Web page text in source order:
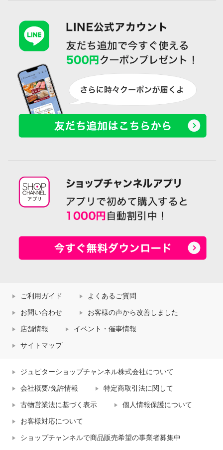
ご利用ガイド よくあるご質問
お問い合わせ お客様の声から改善しました
店舗情報 イベント・催事情報
サイトマップ
ジュピターショップチャンネル株式会社について
会社概要/免許情報 特定商取引法に関して
古物営業法に基づく表示 個人情報保護について
お客様対応について
ショップチャンネルで商品販売希望の事業者募集中